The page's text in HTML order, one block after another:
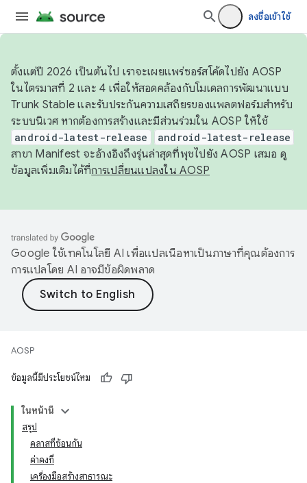
ลงชื่อเข้าใช้
ตั้งแต่ปี 2026 เป็นต้นไป เราจะเผยแพร่ซอร์สโค้ดไปยัง AOSP
ในไตรมาสที่ 2 และ 4 เพื่อให้สอดคล้องกับโมเดลการพัฒนาแบบ
Trunk Stable และรับประกันความเสถียรของแพลตฟอร์มสำหรับ
ระบบนิเวศ หากต้องการสร้างและมีส่วนร่วมใน AOSP ให้ใช้
android-latest-release android-latest-release
สาขา Manifest จะอ้างอิงถึงรุ่นล่าสุดที่พุชไปยัง AOSP เสมอ ดู
ข้อมูลเพิ่มเติมได้ที่การเปลี่ยนแปลงใน AOSP
Google ใช้เทคโนโลยี AI เพื่อแปลเนื้อหาเป็นภาษาที่คุณต้องการ
การแปลโดย AI อาจมีข้อผิดพลาด
AOSP
ข้อมูลนี้มีประโยชน์ไหม
ในหน้านี้
สรุป
คลาสที่ซ้อนกัน
ค่าคงที่
เครื่องมือสร้างสาธารณะ